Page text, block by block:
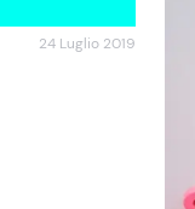
24 Luglio 2019